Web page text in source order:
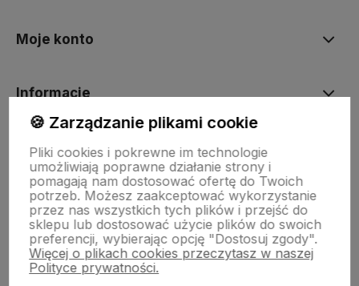
Moje konto
Informacje
O nas
Dostawa i płatności
Sklepy stacjonarne
🍪 Zarządzanie plikami cookie
Pliki cookies i pokrewne im technologie
umożliwiają poprawne działanie strony i
pomagają nam dostosować ofertę do Twoich
potrzeb. Możesz zaakceptować wykorzystanie
przez nas wszystkich tych plików i przejść do
sklepu lub dostosować użycie plików do swoich
preferencji, wybierając opcję "Dostosuj zgody".
Więcej o plikach cookies przeczytasz w naszej
Polityce prywatności.